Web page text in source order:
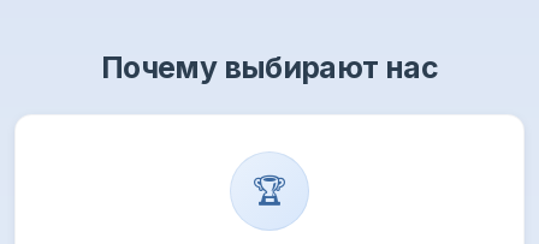
Почему выбирают нас
🏆